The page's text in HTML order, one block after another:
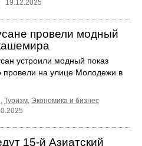
19.12.2025
провели модный
устроили модный показ
провели на улице Молодежи в
, Туризм, Экономика и бизнес
15-й Азиатский